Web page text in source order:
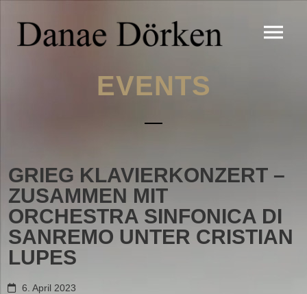
EVENTS
GRIEG KLAVIERKONZERT –
ZUSAMMEN MIT
ORCHESTRA SINFONICA DI
SANREMO UNTER CRISTIAN
LUPES
6. April 2023